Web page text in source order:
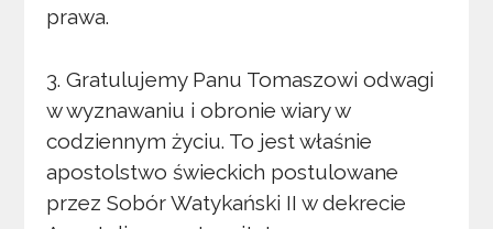
prawa.
3. Gratulujemy Panu Tomaszowi odwagi
w wyznawaniu i obronie wiary w
codziennym życiu. To jest właśnie
apostolstwo świeckich postulowane
przez Sobór Watykański II w dekrecie